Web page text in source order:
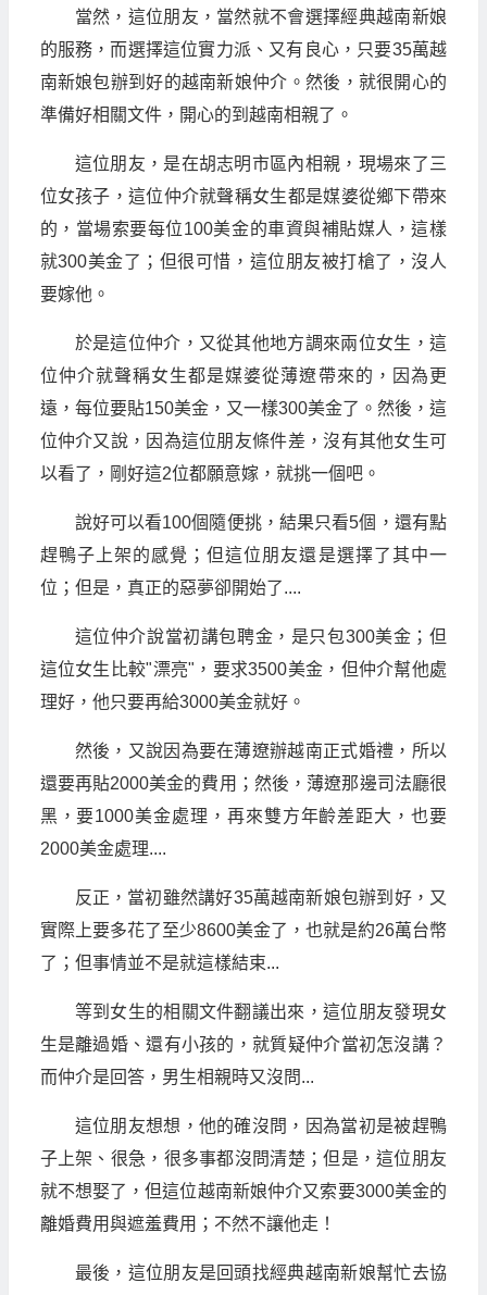
當然，這位朋友，當然就不會選擇經典越南新娘
的服務，而選擇這位實力派、又有良心，只要35萬越
南新娘包辦到好的越南新娘仲介。然後，就很開心的
準備好相關文件，開心的到越南相親了。
這位朋友，是在胡志明市區內相親，現場來了三
位女孩子，這位仲介就聲稱女生都是媒婆從鄉下帶來
的，當場索要每位100美金的車資與補貼媒人，這樣
就300美金了；但很可惜，這位朋友被打槍了，沒人
要嫁他。
於是這位仲介，又從其他地方調來兩位女生，這
位仲介就聲稱女生都是媒婆從薄遼帶來的，因為更
遠，每位要貼150美金，又一樣300美金了。然後，這
位仲介又說，因為這位朋友條件差，沒有其他女生可
以看了，剛好這2位都願意嫁，就挑一個吧。
說好可以看100個隨便挑，結果只看5個，還有點
趕鴨子上架的感覺；但這位朋友還是選擇了其中一
位；但是，真正的惡夢卻開始了....
這位仲介說當初講包聘金，是只包300美金；但
這位女生比較"漂亮"，要求3500美金，但仲介幫他處
理好，他只要再給3000美金就好。
然後，又說因為要在薄遼辦越南正式婚禮，所以
還要再貼2000美金的費用；然後，薄遼那邊司法廳很
黑，要1000美金處理，再來雙方年齡差距大，也要
2000美金處理....
反正，當初雖然講好35萬越南新娘包辦到好，又
實際上要多花了至少8600美金了，也就是約26萬台幣
了；但事情並不是就這樣結束...
等到女生的相關文件翻議出來，這位朋友發現女
生是離過婚、還有小孩的，就質疑仲介當初怎沒講？
而仲介是回答，男生相親時又沒問...
這位朋友想想，他的確沒問，因為當初是被趕鴨
子上架、很急，很多事都沒問清楚；但是，這位朋友
就不想娶了，但這位越南新娘仲介又索要3000美金的
離婚費用與遮羞費用；不然不讓他走！
最後，這位朋友是回頭找經典越南新娘幫忙去協